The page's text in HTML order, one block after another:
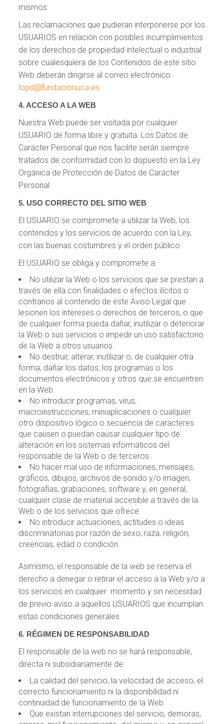
mismos.
Las reclamaciones que pudieran interponerse por los
USUARIOS en relación con posibles incumplimientos
de los derechos de propiedad intelectual o industrial
sobre cualesquiera de los Contenidos de este sitio
Web deberán dirigirse al correo electrónico
lopd@fundacionuca.es
4. ACCESO A LA WEB
Nuestra Web puede ser visitada por cualquier
USUARIO de forma libre y gratuita. Los Datos de
Carácter Personal que nos facilite serán siempre
tratados de conformidad con lo dispuesto en la Ley
Orgánica de Protección de Datos de Carácter
Personal.
5. USO CORRECTO DEL SITIO WEB
El USUARIO se compromete a utilizar la Web, los
contenidos y los servicios de acuerdo con la Ley,
con las buenas costumbres y el orden público.
El USUARIO se obliga y compromete a:
No utilizar la Web o los servicios que se prestan a
través de ella con finalidades o efectos ilícitos o
contrarios al contenido de este Aviso Legal que
lesionen los intereses o derechos de terceros, o que
de cualquier forma pueda dañar, inutilizar o deteriorar
la Web o sus servicios o impedir un uso satisfactorio
de la Web a otros usuarios.
No destruir, alterar, inutilizar o, de cualquier otra
forma, dañar los datos, los programas o los
documentos electrónicos y otros que se encuentren
en la Web.
No introducir programas, virus,
macroinstrucciones, miniaplicaciones o cualquier
otro dispositivo lógico o secuencia de caracteres
que causen o puedan causar cualquier tipo de
alteración en los sistemas informáticos del
responsable de la Web o de terceros.
No hacer mal uso de informaciones, mensajes,
gráficos, dibujos, archivos de sonido y/o imagen,
fotografías, grabaciones, software y, en general,
cualquier clase de material accesible a través de la
Web o de los servicios que ofrece.
No introducir actuaciones, actitudes o ideas
discriminatorias por razón de sexo, raza, religión,
creencias, edad o condición.
Asimismo, el responsable de la web se reserva el
derecho a denegar o retirar el acceso a la Web y/o a
los servicios en cualquier momento y sin necesidad
de previo aviso a aquellos USUARIOS que incumplan
estas condiciones generales
6. RÉGIMEN DE RESPONSABILIDAD
El responsable de la web no se hará responsable,
directa ni subsidiariamente de:
La calidad del servicio, la velocidad de acceso, el
correcto funcionamiento ni la disponibilidad ni
continuidad de funcionamiento de la Web.
Que existan interrupciones del servicio, demoras,